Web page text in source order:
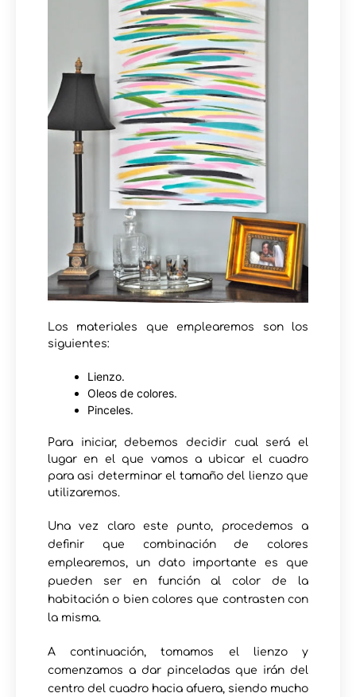
Los materiales que emplearemos son los
siguientes:
Lienzo.
Oleos de colores.
Pinceles.
Para iniciar, debemos decidir cual será el
lugar en el que vamos a ubicar el cuadro
para asi determinar el tamaño del lienzo que
utilizaremos.
Una vez claro este punto, procedemos a
definir que combinación de colores
emplearemos, un dato importante es que
pueden ser en función al color de la
habitación o bien colores que contrasten con
la misma.
A continuación, tomamos el lienzo y
comenzamos a dar pinceladas que irán del
centro del cuadro hacia afuera, siendo mucho